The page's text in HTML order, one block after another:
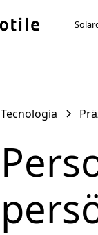
Tecnologia